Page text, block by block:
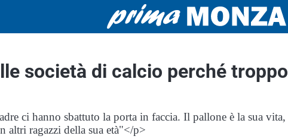
società di calcio perché troppo
ci hanno sbattuto la porta in faccia. Il pallone è la sua vita,
altri ragazzi della sua età"</p>